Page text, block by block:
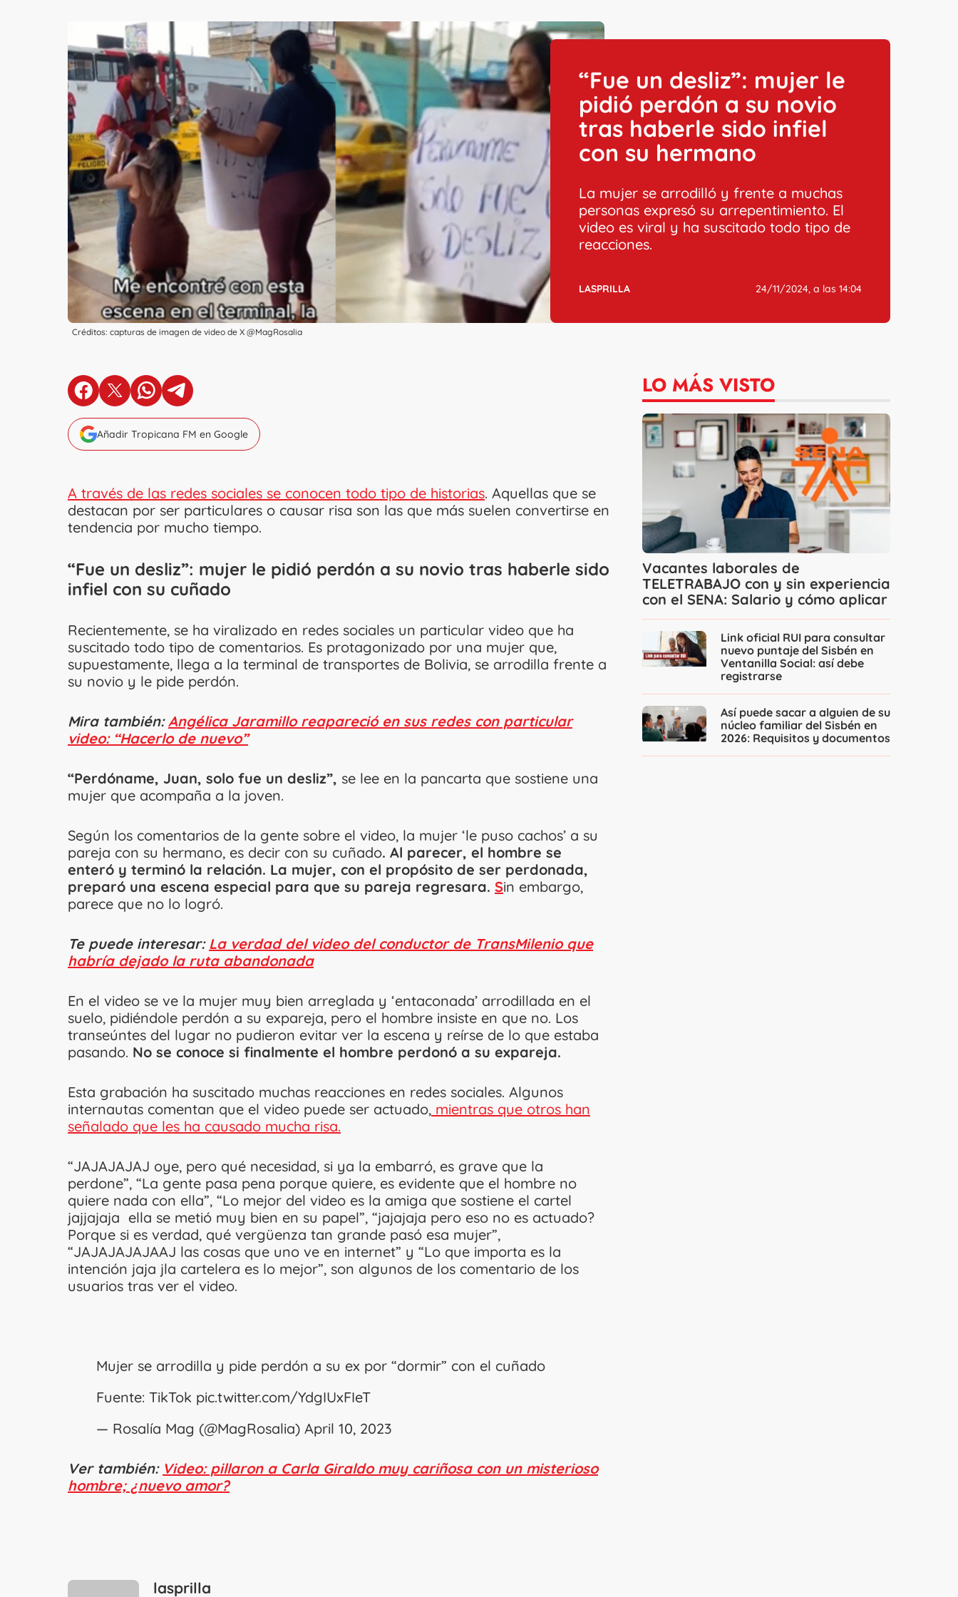
Créditos: capturas de imagen de video de X @MagRosalia
“Fue un desliz”: mujer le
pidió perdón a su novio
tras haberle sido infiel
con su hermano
La mujer se arrodilló y frente a muchas
personas expresó su arrepentimiento. El
video es viral y ha suscitado todo tipo de
reacciones.
LASPRILLA 24/11/2024, a las 14:04
en Facebook
en X en Whatsapp
en Telegram
Añadir Tropicana FM en Google
A través de las redes sociales se conocen todo tipo de historias. Aquellas que se
destacan por ser particulares o causar risa son las que más suelen convertirse en
tendencia por mucho tiempo.
“Fue un desliz”: mujer le pidió perdón a su novio tras haberle sido
infiel con su cuñado
Recientemente, se ha viralizado en redes sociales un particular video que ha
suscitado todo tipo de comentarios. Es protagonizado por una mujer que,
supuestamente, llega a la terminal de transportes de Bolivia, se arrodilla frente a
su novio y le pide perdón.
Mira también:Angélica Jaramillo reapareció en sus redes con particular
video: “Hacerlo de nuevo”
“Perdóname, Juan, solo fue un desliz”, se lee en la pancarta que sostiene una
mujer que acompaña a la joven.
Según los comentarios de la gente sobre el video, la mujer ‘le puso cachos’ a su
pareja con su hermano, es decir con su cuñado. Al parecer, el hombre se
enteró y terminó la relación. La mujer, con el propósito de ser perdonada,
preparó una escena especial para que su pareja regresara. Sin embargo,
parece que no lo logró.
Te puede interesar: La verdad del video del conductor de TransMilenio que
habría dejado la ruta abandonada
En el video se ve la mujer muy bien arreglada y ‘entaconada’ arrodillada en el
suelo, pidiéndole perdón a su expareja, pero el hombre insiste en que no. Los
transeúntes del lugar no pudieron evitar ver la escena y reírse de lo que estaba
pasando. No se conoce si finalmente el hombre perdonó a su expareja.
Esta grabación ha suscitado muchas reacciones en redes sociales. Algunos
internautas comentan que el video puede ser actuado, mientras que otros han
señalado que les ha causado mucha risa.
“JAJAJAJAJ oye, pero qué necesidad, si ya la embarró, es grave que la
perdone”, “La gente pasa pena porque quiere, es evidente que el hombre no
quiere nada con ella”, “Lo mejor del video es la amiga que sostiene el cartel
jajjajaja ella se metió muy bien en su papel”, “jajajaja pero eso no es actuado?
Porque si es verdad, qué vergüenza tan grande pasó esa mujer”,
“JAJAJAJAJAAJ las cosas que uno ve en internet” y “Lo que importa es la
intención jaja jla cartelera es lo mejor”, son algunos de los comentario de los
usuarios tras ver el video.
Mujer se arrodilla y pide perdón a su ex por “dormir” con el cuñado
Fuente: TikTok pic.twitter.com/YdgIUxFIeT
— Rosalía Mag (@MagRosalia) April 10, 2023
Ver también: Video: pillaron a Carla Giraldo muy cariñosa con un misterioso
hombre; ¿nuevo amor?
lasprilla
LO MÁS VISTO
Vacantes laborales de
TELETRABAJO con y sin experiencia
con el SENA: Salario y cómo aplicar
Link oficial RUI para consultar
nuevo puntaje del Sisbén en
Ventanilla Social: así debe
registrarse
Así puede sacar a alguien de su
núcleo familiar del Sisbén en
2026: Requisitos y documentos